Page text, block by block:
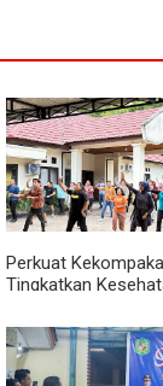
Perkuat
Tingkatkan
Olahraga Rutin